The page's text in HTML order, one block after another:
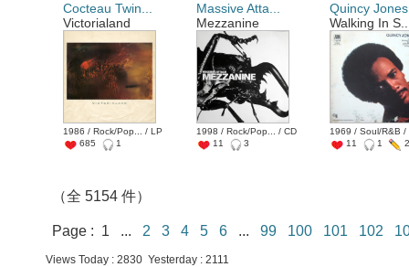
Cocteau Twin...
Victorialand
1986 / Rock/Pop... / LP
685
1
Massive Atta...
Mezzanine
1998 / Rock/Pop... / CD
11
3
Quincy Jones
Walking In
1969 / Soul/R&B /
11
1
（全 5154 件）
Page : 1 ... 23456 ...99 100 101 102
Views Today : 2830 Yesterday : 2111